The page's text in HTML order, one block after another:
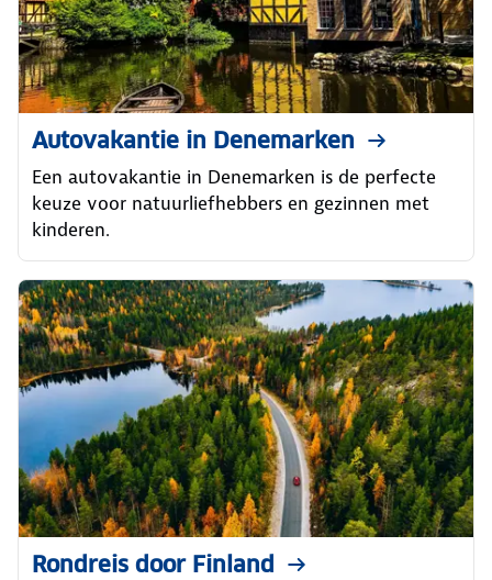
Autovakantie in Denemarken
Een autovakantie in Denemarken is de perfecte
keuze voor natuurliefhebbers en gezinnen met
kinderen.
Rondreis door Finland